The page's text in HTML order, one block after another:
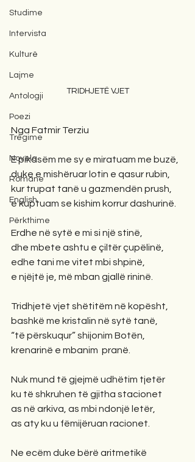
Studime
Intervista
Kulturë
Lajme
Antologji
Poezi
Tregime
Novela
Romane
English
Përkthime
TRIDHJETË VJET
Nga Fatmir Terziu
E pikasëm me sy e miratuam me buzë,
duke e mishëruar lotin e qasur rubin,
kur trupat tanë u gazmendën prush,
e kuptuam se kishim korrur dashurinë.
Erdhe në sytë e mi si një stinë,
dhe mbete ashtu e çiltër çupëlinë,
edhe tani me vitet mbi shpinë,
e njëjtë je, më mban gjallë rininë.
Tridhjetë vjet shëtitëm në kopësht,
bashkë me kristalin në sytë tanë,
“të përskuqur” shijonim Botën,
krenarinë e mbanim  pranë.
Nuk mund të gjejmë udhëtim tjetër
ku të shkruhen të gjitha stacionet
as në arkiva, as mbi ndonjë letër,
as aty ku u fëmijëruan racionet.
Ne ecëm duke bërë aritmetikë